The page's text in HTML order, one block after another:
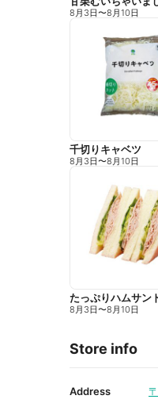
8月3日〜8月10日
千切りキャベツ
8月3日〜8月10日
たっぷりハムサン
8月3日〜8月10日
Store info
Address